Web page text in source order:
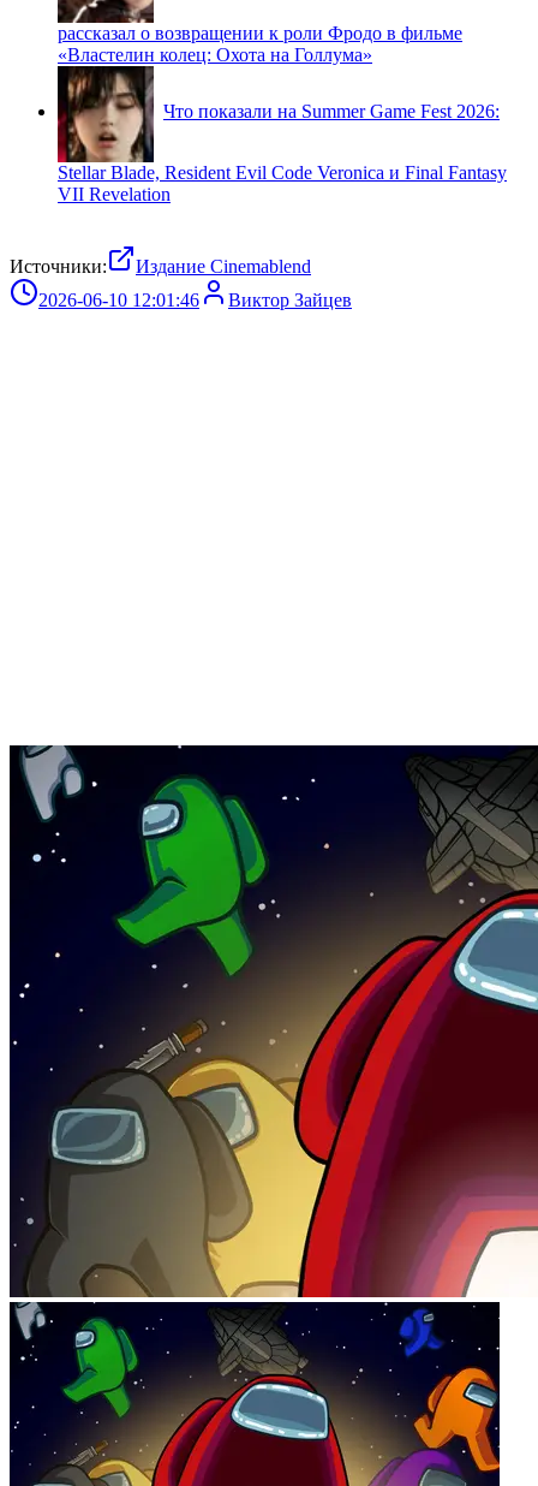
рассказал о возвращении к роли Фродо в фильме
«Властелин колец: Охота на Голлума»
Что показали на Summer Game Fest 2026:
Stellar Blade, Resident Evil Code Veronica и Final Fantasy
VII Revelation
Источники:
Издание Cinemablend
2026-06-10 12:01:46
Виктор Зайцев